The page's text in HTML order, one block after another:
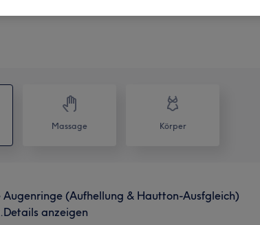
Massage Körper
Augenringe (Aufhellung & Hautton-Ausfgleich)
Details anzeigen